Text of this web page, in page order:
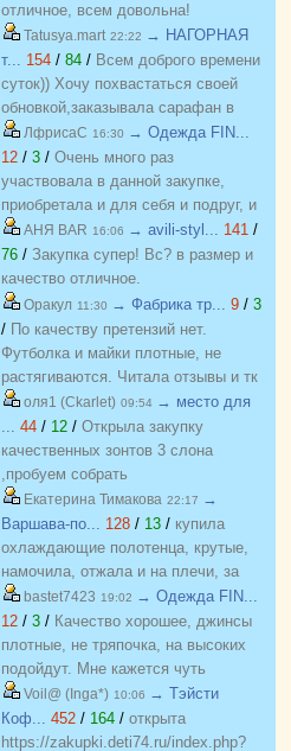
отличное, всем довольна!
Tatusya.mart 22:22 → НАГОРНАЯ
т... 154 / 84 / Всем доброго времени
суток)) Хочу похвастаться своей
обновкой,заказывала сарафан в
закупке (Нагорная трикотаж) и
осталась в полном восторге от
качества)) Соответствие
размерности и качество Выше
всяких похвал))
ЛфрисаС 16:30 → Одежда FIN...
12 / 3 / Очень много раз
участвовала в данной закупке,
приобретала и для себя и подруг, и
джинсы, и джемпера, и платья, и
блузки, вещи качественные,
соответствуют размеру и
описанию, организатор умничка
всегда оперативно отвечает, с
удовольствием буду участвовать
еще!
АНЯ BAR 16:06 → avili-styl... 141 /
76 / Закупка супер! Вс? в размер и
качество отличное.
Оракул 11:30 → Фабрика тр... 9 / 3
/ По качеству претензий нет.
Футболка и майки плотные, не
растягиваются. Читала отзывы и тк
люблю не в облипку вещи, на свой
46р-р заказала все вещи 48, все
равно получилось в облипку, и на
мой взгляд на рост 165-168
женский, у меня 173 мне
коротковато, но ношу все вещи с
юбками не заправляя.
оля1 (Ckarlet) 09:54 → место для
... 44 / 12 / Открыла закупку
качественных зонтов 3 слона
,пробуем собрать
https://zakupki.deti74.ru/index.php?
route=purchase/show&id=1851321
Екатерина Тимакова 22:17 →
Варшава-по... 128 / 13 / купила
охлаждающие полотенца, крутые,
намочила, отжала и на плечи, за
счет сетчатого переплетения при
малейшем дуновении ветерка идет
приятное охлаждение. Мне очень
понравилось, рекомендую.
Отличные полотенца, мяконькие,
хорошо впитывают. Спасибо за
подарочек и что получилось учесть
bastet7423 19:02 → Одежда FIN...
12 / 3 / Качество хорошее, джинсы
плотные, не тряпочка, на высоких
подойдут. Мне кажется чуть
маломерят, для определения с
размером заказывала на вб. Мне 31
размер подошел на об 94, есть
Voil@ (Inga*) 10:06 → Тэйсти
Коф... 452 / 164 / открыта
https://zakupki.deti74.ru/index.php?